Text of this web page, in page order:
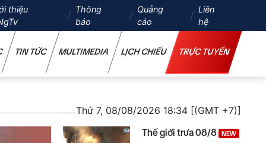
thiệu
Thông
báo
Quảng
cáo
Liên
hệ
TIN TỨC MULTIMEDIA LỊCH CHIẾU TRỰC TUYẾN
Thứ 7, 08/08/2026 18:34 [(GMT +7)]
Thế giới trưa 08/8 NEW